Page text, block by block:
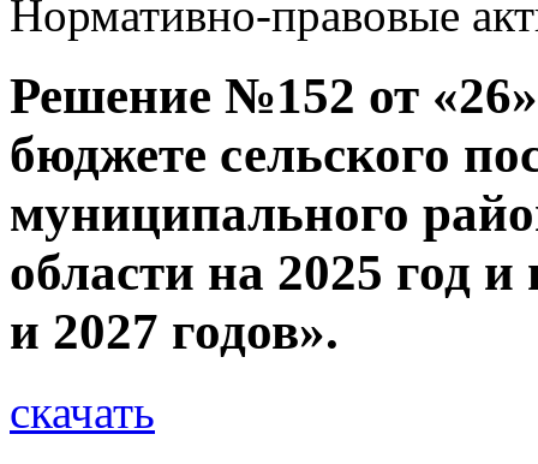
Нормативно-правовые
Решение №152 от
бюджете сельского
муниципального
области на 2025 год
и 2027 годов».
скачать